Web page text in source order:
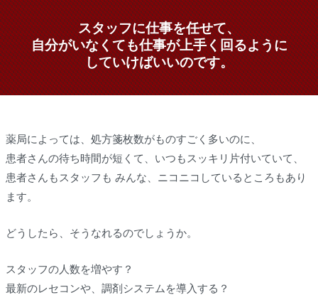
スタッフに仕事を任せて、
自分がいなくても仕事が上手く回るように
していけばいいのです。
薬局によっては、処方箋枚数がものすごく多いのに、
患者さんの待ち時間が短くて、いつもスッキリ片付いていて、
患者さんもスタッフも みんな、ニコニコしているところもあり
ます。
どうしたら、そうなれるのでしょうか。
スタッフの人数を増やす？
最新のレセコンや、調剤システムを導入する？